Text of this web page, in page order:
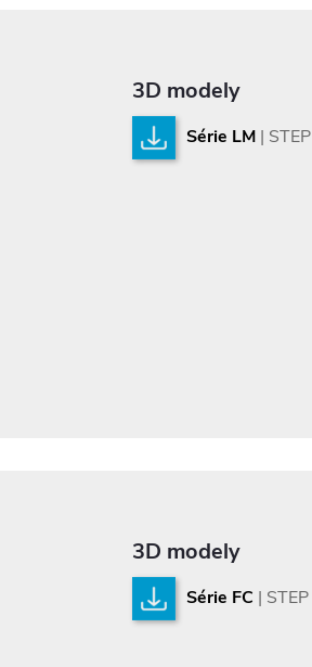
3D modely
Série LM| STEP
3D modely
Série FC | STEP